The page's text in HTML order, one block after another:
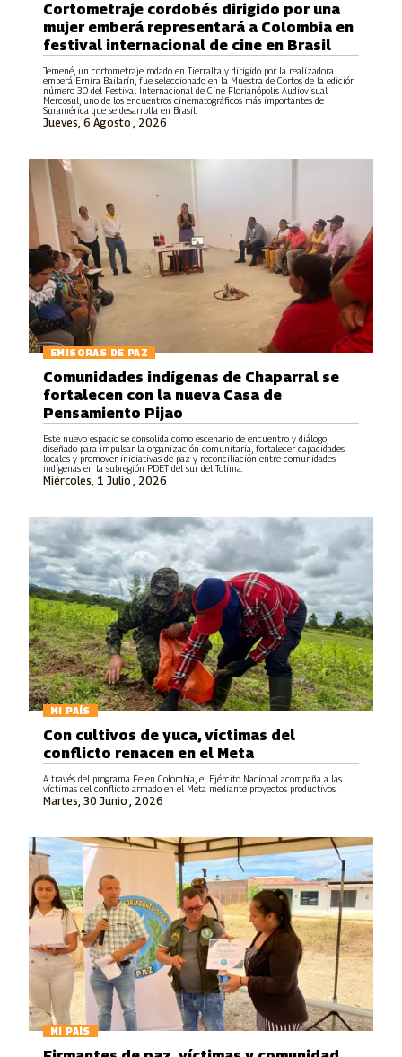
Jemené, un cortometraje rodado en Tierralta y dirigido por la realizadora
emberá Ernira Bailarín, fue seleccionado en la Muestra de Cortos de la edición
número 30 del Festival Internacional de Cine Florianópolis Audiovisual
Mercosul, uno de los encuentros cinematográficos más importantes de
Suramérica que se desarrolla en Brasil.
Jueves, 6 Agosto , 2026
Cortometraje cordobés dirigido por una
mujer emberá representará a Colombia en
festival internacional de cine en Brasil
EMISORAS DE PAZ
Miércoles, 1 Julio , 2026
Comunidades indígenas de Chaparral se
fortalecen con la nueva Casa de
Pensamiento Pijao
Este nuevo espacio se consolida como escenario de encuentro y diálogo,
diseñado para impulsar la organización comunitaria, fortalecer capacidades
locales y promover iniciativas de paz y reconciliación entre comunidades
indígenas en la subregión PDET del sur del Tolima.
MI PAÍS
Martes, 30 Junio , 2026
Con cultivos de yuca, víctimas del
conflicto renacen en el Meta
A través del programa Fe en Colombia, el Ejército Nacional acompaña a las
víctimas del conflicto armado en el Meta mediante proyectos productivos.
MI PAÍS